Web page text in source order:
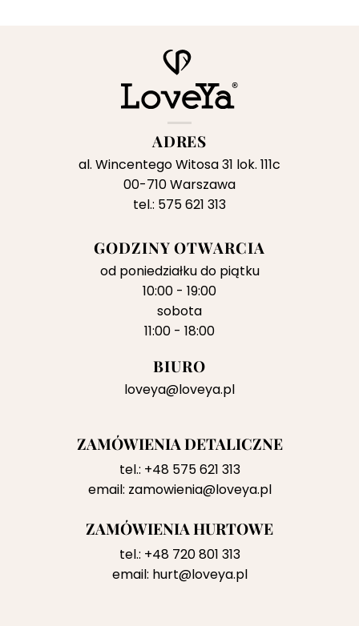
ADRES
al. Wincentego Witosa 31 lok. 111c
00-710 Warszawa
tel.: 575 621 313
GODZINY OTWARCIA
od poniedziałku do piątku
10:00 - 19:00
sobota
11:00 - 18:00
BIURO
loveya@loveya.pl
ZAMÓWIENIA DETALICZNE
tel.: +48 575 621 313
email: zamowienia@loveya.pl
ZAMÓWIENIA HURTOWE
tel.: +48 720 801 313
email: hurt@loveya.pl